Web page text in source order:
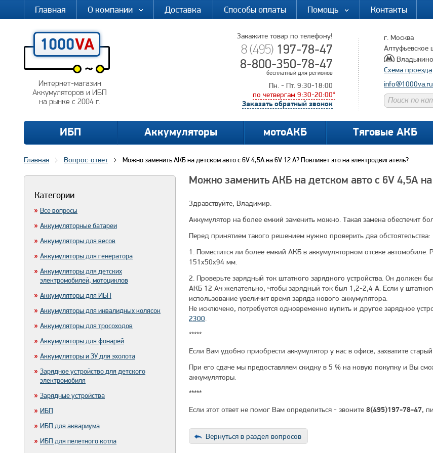
Главная О компании Доставка Способы оплаты Помощь Контакты
Интернет-магазин
Аккумуляторов и ИБП
на рынке с 2004 г.
Закажите товар по телефону!
8 (495) 197-78-47
8-800-350-78-47
бесплатный для регионов
Пн. - Пт. 9:30-18:00
по четвергам 9:30-20:00*
Заказать обратный звонок
г. Москва
Алтуфьевское
Владыкино
Схема проезда
info@1000va.ru
ИБП Аккумуляторы мотоАКБ Тяговые АКБ
Главная Вопрос-ответ Можно заменить АКБ на детском авто с 6V 4,5А на 6V 12 А? Повлияет это на электродвигатель?
Категории
Все вопросы
Аккумуляторные батареи
Аккумуляторы для весов
Аккумуляторы для генератора
Аккумуляторы для детских
электромобилей, мотоциклов
Аккумуляторы для ИБП
Аккумуляторы для инвалидных колясок
Аккумуляторы для тросоходов
Аккумуляторы для фонарей
Аккумуляторы и ЗУ для эхолота
Зарядное устройство для детского
электромобиля
Зарядные устройства
ИБП
ИБП для аквариума
ИБП для пелетного котла
Можно заменить АКБ на детском авто с 6V 4,5А
Здравствуйте, Владимир.
Аккумулятор на более емкий заменить можно. Такая замена обеспечит
Перед принятием такого решением нужно проверить два обстоятельства:
1. Поместится ли более емкий АКБ в аккумуляторном отсеке
151x50x94 мм.
2. Проверьте зарядный ток штатного зарядного устройства. Он должен
АКБ 12 Ач желательно, чтобы зарядный ток был 1,2-2,4 А. Если у
использование увеличит время заряда нового аккумулятора.
Не исключено, потребуется одновременно купить и другое зарядное
2300.
*****
Если Вам удобно приобрести аккумулятор у нас в офисе, захватите
При его сдаче мы предоставляем скидку в 5 % на новую покупку и Вы
аккумуляторы.
*****
Если этот ответ не помог Вам определиться - звоните 8(495)197-78-47,
Вернуться в раздел вопросов